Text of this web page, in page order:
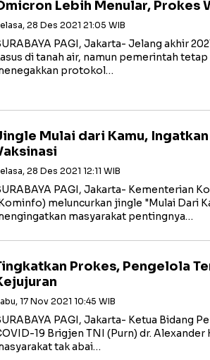
Lebih Menular, Prokes
28 Des 2021 21:05 WIB
PAGI, Jakarta- Jelang akhir
di tanah air, namun pemerintah
protokol…
Mulai dari Kamu,
28 Des 2021 12:11 WIB
PAGI, Jakarta- Kementerian
meluncurkan jingle "Mulai Dari
masyarakat pentingnya…
Prokes, Pengelola
17 Nov 2021 10:45 WIB
PAGI, Jakarta- Ketua Bidang
19 Brigjen TNI (Purn) dr.
tak abai…